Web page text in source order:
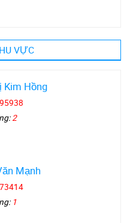
VỰC
Kim Hồng
2
Mạnh
1